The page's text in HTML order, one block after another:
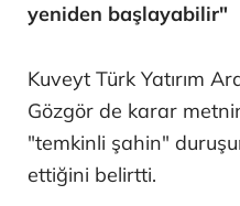
yeniden başlayabilir"
Kuveyt Türk Yatırım
Gözgör de karar
"temkinli şahin"
ettiğini belirtti.